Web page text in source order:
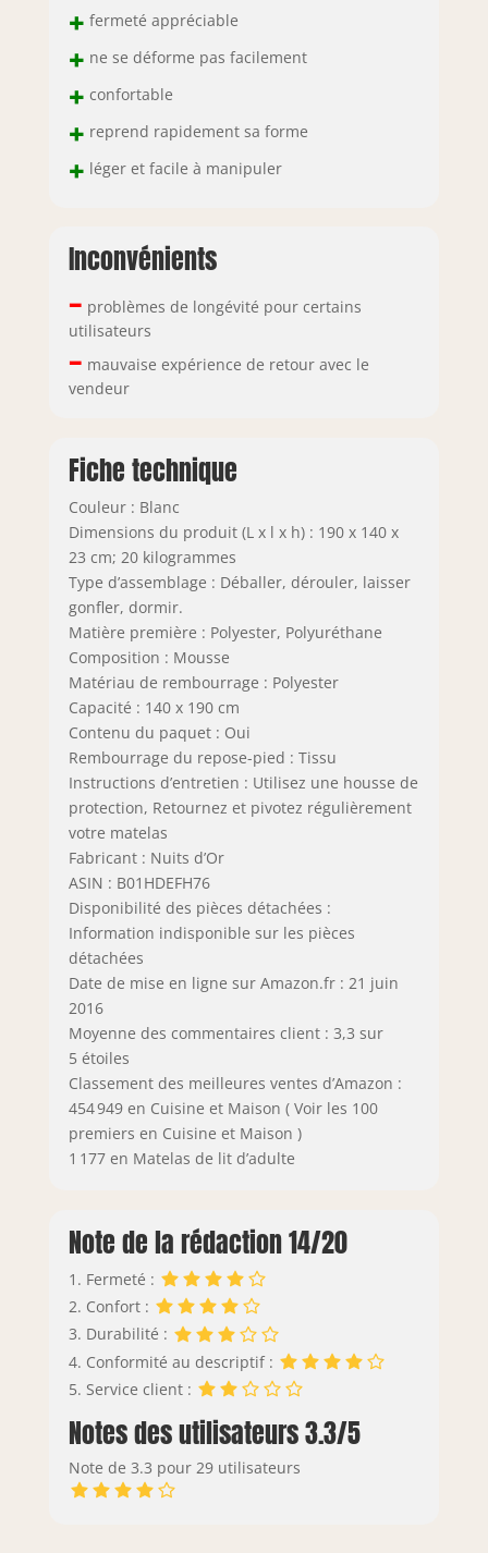
+ fermeté appréciable
+ ne se déforme pas facilement
+ confortable
+ reprend rapidement sa forme
+ léger et facile à manipuler
Inconvénients
– problèmes de longévité pour certains
utilisateurs
– mauvaise expérience de retour avec le
vendeur
Fiche technique
Couleur : Blanc
Dimensions du produit (L x l x h) : 190 x 140 x
23 cm; 20 kilogrammes
Type d’assemblage : Déballer, dérouler, laisser
gonfler, dormir.
Matière première : Polyester, Polyuréthane
Composition : Mousse
Matériau de rembourrage : Polyester
Capacité : 140 x 190 cm
Contenu du paquet : Oui
Rembourrage du repose-pied : Tissu
Instructions d’entretien : Utilisez une housse de
protection, Retournez et pivotez régulièrement
votre matelas
Fabricant : Nuits d’Or
ASIN : B01HDEFH76
Disponibilité des pièces détachées :
Information indisponible sur les pièces
détachées
Date de mise en ligne sur Amazon.fr : 21 juin
2016
Moyenne des commentaires client : 3,3 sur
5 étoiles
Classement des meilleures ventes d’Amazon :
454 949 en Cuisine et Maison ( Voir les 100
premiers en Cuisine et Maison )
1 177 en Matelas de lit d’adulte
Note de la rédaction 14/20
1. Fermeté :
2. Confort :
3. Durabilité :
4. Conformité au descriptif :
5. Service client :
Notes des utilisateurs 3.3/5
Note de 3.3 pour 29 utilisateurs